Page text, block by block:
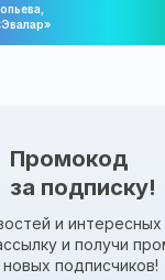
Промокод
за подписку!
и интересных
и получи
подписчиков!